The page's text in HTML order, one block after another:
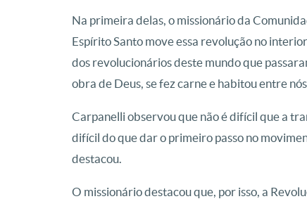
Na primeira delas, o missionário da
Espírito Santo move essa revolução no
dos revolucionários deste mundo que
obra de Deus, se fez carne e habitou entre
Carpanelli observou que não é difícil que a
difícil do que dar o primeiro passo no
destacou.
O missionário destacou que, por isso, a